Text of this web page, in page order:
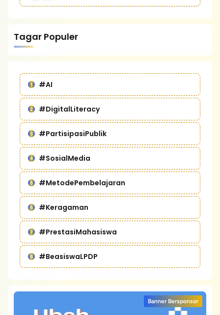
Tagar Populer
#AI
#DigitalLiteracy
#PartisipasiPublik
#SosialMedia
#MetodePembelajaran
#Keragaman
#PrestasiMahasiswa
#BeasiswaLPDP
Banner Bersponsor